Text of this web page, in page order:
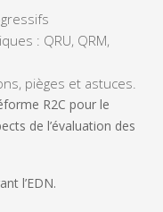
: QRU, QRM,
pièges et astuces.
R2C pour le
de l’évaluation des
l’EDN.